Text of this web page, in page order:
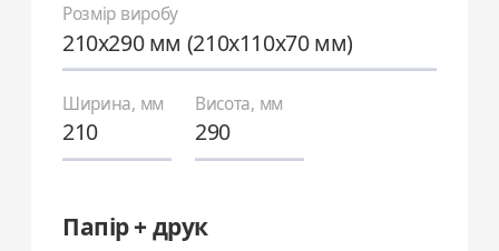
Розмір виробу
210х290 мм (210х110х70 мм)
Ширина, мм Висота, мм
Папір + друк